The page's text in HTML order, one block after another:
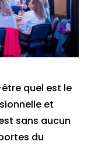
quel est le
et
sans aucun
du